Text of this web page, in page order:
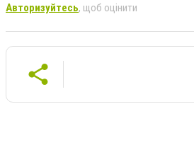
Авторизуйтесь, щоб оцінити